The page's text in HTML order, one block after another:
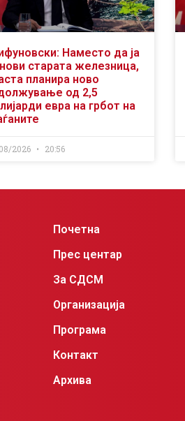
Наместо да ја
старата железница,
планира ново
од 2,5
евра на грбот на
2026 20:56
Почетна
Прес центар
За СДСМ
Организација
Програма
Контакт
Архива